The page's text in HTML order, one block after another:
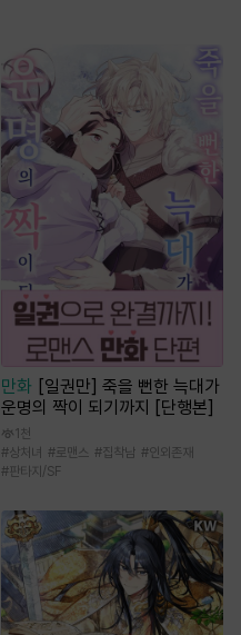
만화 [일권만] 죽을 뻔한 늑대가
운명의 짝이 되기까지 [단행본]
1천
#상처녀 #로맨스 #집착남 #인외존재
#판타지/SF